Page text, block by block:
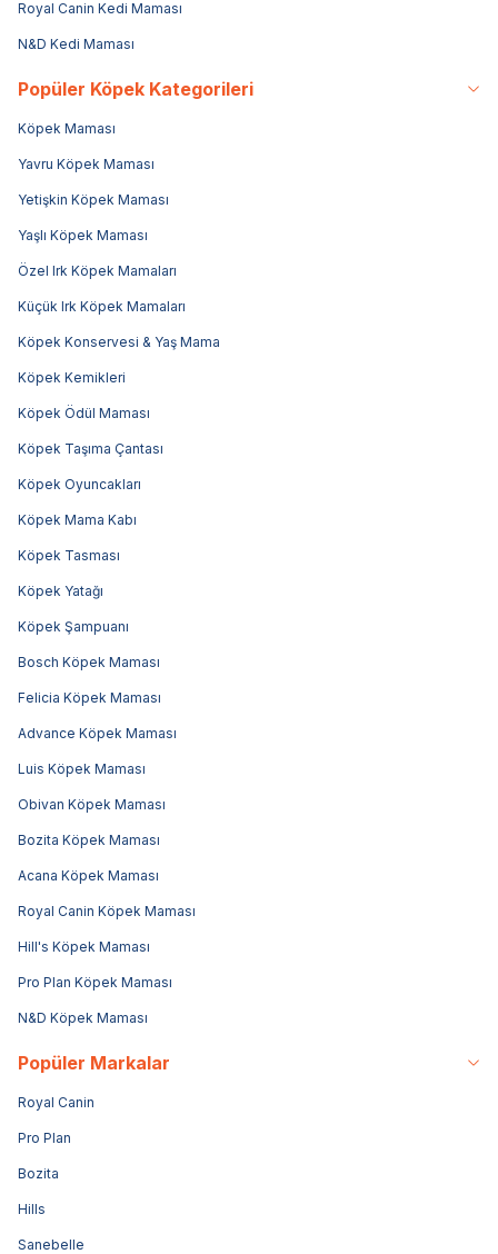
Royal Canin Kedi Maması
N&D Kedi Maması
Popüler Köpek Kategorileri
Köpek Maması
Yavru Köpek Maması
Yetişkin Köpek Maması
Yaşlı Köpek Maması
Özel Irk Köpek Mamaları
Küçük Irk Köpek Mamaları
Köpek Konservesi & Yaş Mama
Köpek Kemikleri
Köpek Ödül Maması
Köpek Taşıma Çantası
Köpek Oyuncakları
Köpek Mama Kabı
Köpek Tasması
Köpek Yatağı
Köpek Şampuanı
Bosch Köpek Maması
Felicia Köpek Maması
Advance Köpek Maması
Luis Köpek Maması
Obivan Köpek Maması
Bozita Köpek Maması
Acana Köpek Maması
Royal Canin Köpek Maması
Hill's Köpek Maması
Pro Plan Köpek Maması
N&D Köpek Maması
Popüler Markalar
Royal Canin
Pro Plan
Bozita
Hills
Sanebelle